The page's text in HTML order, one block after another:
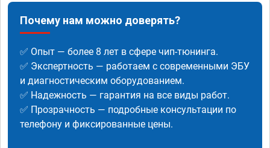
Почему нам можно доверять?
✅ Опыт — более 8 лет в сфере чип-тюнинга.
✅ Экспертность — работаем с современными ЭБУ
и диагностическим оборудованием.
✅ Надежность — гарантия на все виды работ.
✅ Прозрачность — подробные консультации по
телефону и фиксированные цены.